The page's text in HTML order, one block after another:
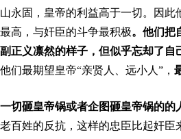
永固，皇帝的利益高于一切。因
高，与奸臣的斗争最积极。 他们把
正义凛然的样子，但似乎忘却了
他们最期望皇帝“亲贤人、远小人”，
一切砸皇帝锅或者企图砸皇帝锅的
百姓的反抗，这样的忠臣比起奸臣